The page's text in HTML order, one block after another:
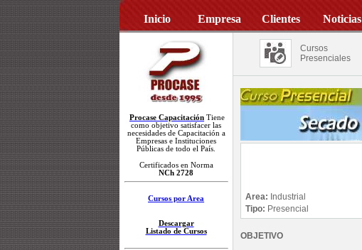
Inicio Empresa Clientes Noticias
Procase Capacitación Tiene
como objetivo satisfacer las
necesidades de Capacitación a
Empresas e Instituciones
Públicas de todo el País.
Certificados en Norma
NCh 2728
Cursos por Area
Descargar
Listado de Cursos
Cursos
Presenciales
Area: Industrial
Tipo: Presencial
OBJETIVO